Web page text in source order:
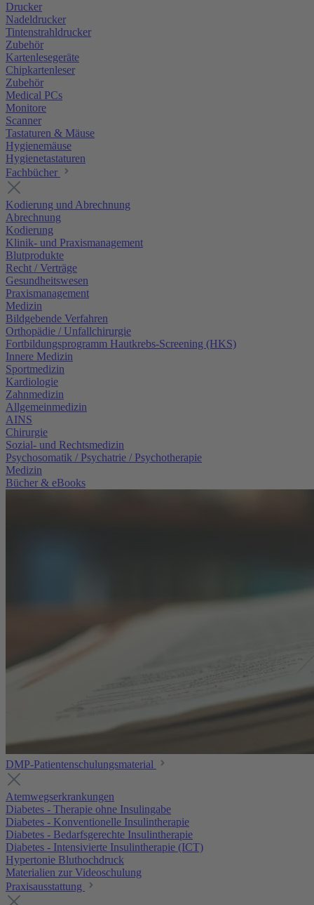
Drucker
Nadeldrucker
Tintenstrahldrucker
Zubehör
Kartenlesegeräte
Chipkartenleser
Zubehör
Medical PCs
Monitore
Scanner
Tastaturen & Mäuse
Hygienemäuse
Hygienetastaturen
Fachbücher
Kodierung und Abrechnung
Abrechnung
Kodierung
Klinik- und Praxismanagement
Blutprodukte
Recht / Verträge
Gesundheitswesen
Praxismanagement
Medizin
Bildgebende Verfahren
Orthopädie / Unfallchirurgie
Fortbildungsprogramm Hautkrebs-Screening (HKS)
Innere Medizin
Sportmedizin
Kardiologie
Zahnmedizin
Allgemeinmedizin
AINS
Chirurgie
Sozial- und Rechtsmedizin
Psychosomatik / Psychatrie / Psychotherapie
Medizin
Bücher & eBooks
DMP-Patientenschulungsmaterial
Atemwegserkrankungen
Diabetes - Therapie ohne Insulingabe
Diabetes - Konventionelle Insulintherapie
Diabetes - Bedarfsgerechte Insulintherapie
Diabetes - Intensivierte Insulintherapie (ICT)
Hypertonie Bluthochdruck
Materialien zur Videoschulung
Praxisausstattung